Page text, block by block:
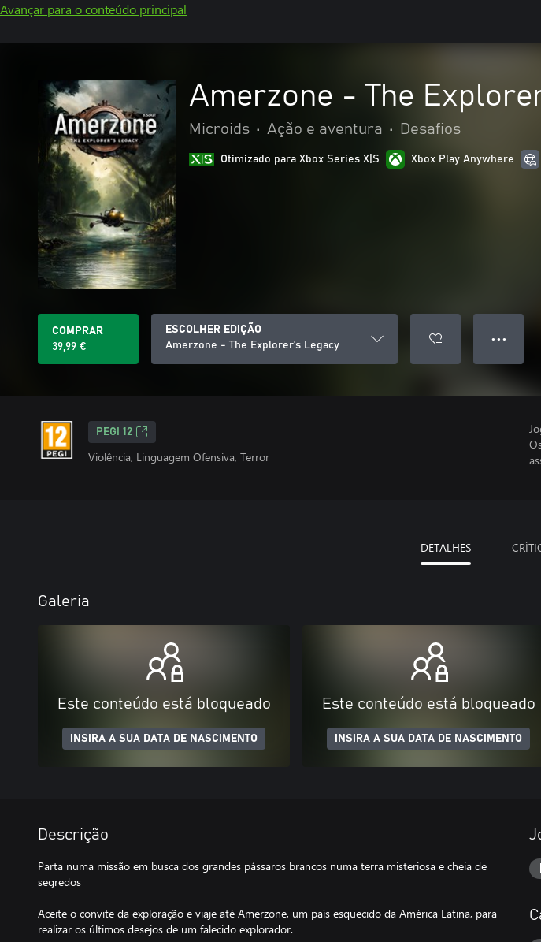
Avançar para o conteúdo principal
Amerzone - The
Microids • Ação e aventura • Desafios
Otimizado para Xbox Series X|S Xbox Play Anywhere
COMPRAR
39,99 €
ESCOLHER EDIÇÃO
Amerzone - The Explorer's Legacy
● ● ●
PEGI 12
Violência, Linguagem Ofensiva, Terror
DETALHES
Galeria
Este conteúdo está bloqueado
INSIRA A SUA DATA DE NASCIMENTO
Este conteúdo está bloqueado
INSIRA A SUA DATA DE NASCIMENTO
Descrição
Parta numa missão em busca dos grandes pássaros brancos numa terra misteriosa e cheia de
segredos
Aceite o convite da exploração e viaje até Amerzone, um país esquecido da América Latina, para
realizar os últimos desejos de um falecido explorador.